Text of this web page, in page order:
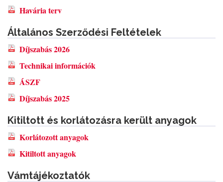
Havária terv
Általános Szerződési Feltételek
Díjszabás 2026
Technikai információk
ÁSZF
Díjszabás 2025
Kitiltott és korlátozásra került anyagok
Korlátozott anyagok
Kitiltott anyagok
Vámtájékoztatók